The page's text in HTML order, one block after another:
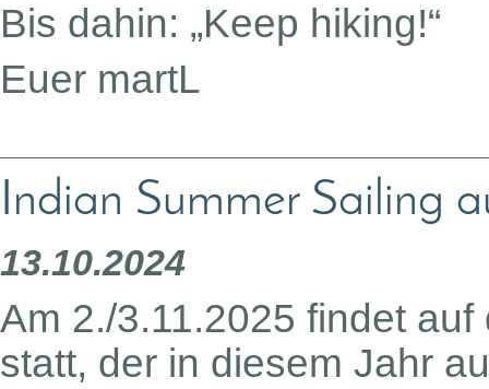
Bis dahin: „Keep hiking!“
Euer martL
Indian Summer Sailing
13.10.2024
Am 2./3.11.2025 findet
statt, der in diesem Jahr